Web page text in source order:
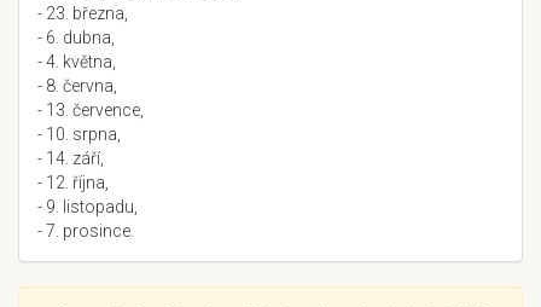
- 23. března,
- 6. dubna,
- 4. května,
- 8. června,
- 13. července,
- 10. srpna,
- 14. září,
- 12. října,
- 9. listopadu,
- 7. prosince.